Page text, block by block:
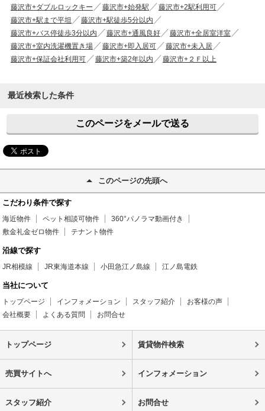
藤沢市+ダブルロックキー
藤沢市+始発駅
藤沢市+2駅利用可
藤沢市+駅まで平坦
藤沢市+駅徒歩5分以内
藤沢市+バス停徒歩3分以内
藤沢市+通風良好
藤沢市+全居室洋室
藤沢市+室内洗濯機置き場
藤沢市+即入居可
藤沢市+未入居
藤沢市+保証会社利用可
藤沢市+築2年以内 藤沢市+２Ｆ以上
最近検索した条件
このページをメールで送る
このページの先頭へ
こだわり条件で探す
海近物件 ペット相談可物件
360°パノラマ動画付き
敷金礼金ゼロ物件
テナント物件
沿線で探す
JR相模線 JR東海道本線 小田急江ノ島線 江ノ島電鉄
当社について
トップページ インフォメーション スタッフ紹介
お客様の声
会社概要
よくある質問 お問合せ
トップページ 賃貸物件検索
売買サイトへ インフォメーション
スタッフ紹介 お問合せ